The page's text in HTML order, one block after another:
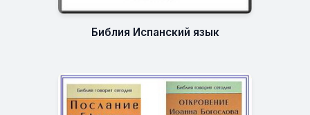
Библия Испанский язык